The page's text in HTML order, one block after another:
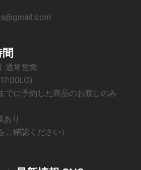
通常営業
でに予約した商品のお渡しのみ
あり
ご確認ください）